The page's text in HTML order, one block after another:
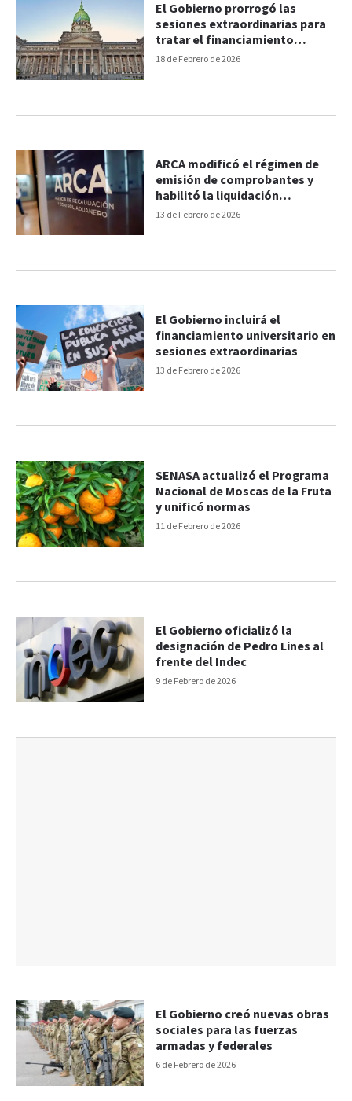
18 de Febrero de 2026
El Gobierno prorrogó las
sesiones extraordinarias para
tratar el financiamiento
universitario
13 de Febrero de 2026
ARCA modificó el régimen de
emisión de comprobantes y
habilitó la liquidación
electrónica
13 de Febrero de 2026
El Gobierno incluirá el
financiamiento universitario en
sesiones extraordinarias
11 de Febrero de 2026
SENASA actualizó el Programa
Nacional de Moscas de la Fruta
y unificó normas
9 de Febrero de 2026
El Gobierno oficializó la
designación de Pedro Lines al
frente del Indec
6 de Febrero de 2026
El Gobierno creó nuevas obras
sociales para las fuerzas
armadas y federales